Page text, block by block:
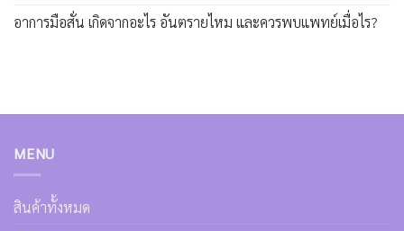
อาการมือสั่น เกิดจากอะไร อันตรายไหม และควรพบแพทย์เมื่อไร?
MENU
สินค้าทั้งหมด